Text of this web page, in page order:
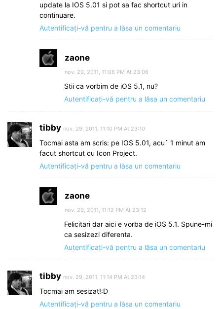
update la IOS 5.01 si pot sa fac shortcut uri in
continuare.
Autentificați-vă pentru a lăsa un comentariu
zaone
nov. 29, 2011, 11:06 PM At 23:06
Stii ca vorbim de iOS 5.1, nu?
Autentificați-vă pentru a lăsa un comentariu
tibby nov. 29, 2011, 11:10 PM At 23:10
Tocmai asta am scris: pe IOS 5.01, acu` 1 minut am
facut shortcut cu Icon Project.
Autentificați-vă pentru a lăsa un comentariu
zaone
nov. 29, 2011, 11:12 PM At 23:12
Felicitari dar aici e vorba de iOS 5.1. Spune-mi
ca sesizezi diferenta.
Autentificați-vă pentru a lăsa un comentariu
tibby nov. 29, 2011, 11:14 PM At 23:14
Tocmai am sesizat!:D
Autentificați-vă pentru a lăsa un comentariu